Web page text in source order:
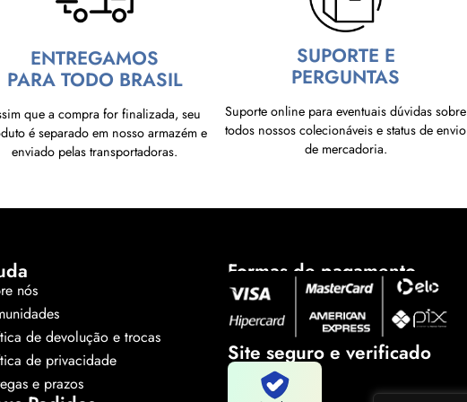
ENTREGAMOS
PARA TODO BRASIL
que a compra for finalizada, seu
é separado em nosso armazém e
enviado pelas transportadoras.
SUPORTE E
PERGUNTAS
Suporte online para eventuais dúvidas sobre
todos nossos colecionáveis e status de envio
de mercadoria.
nós
de devolução e trocas
de privacidade
e prazos
Formas de pagamento
Site seguro e verificado